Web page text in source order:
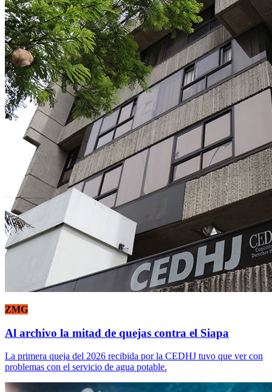
ZMG
Al archivo la mitad de quejas contra el Siapa
La primera queja del 2026 recibida por la CEDHJ tuvo que ver con
problemas con el servicio de agua potable.